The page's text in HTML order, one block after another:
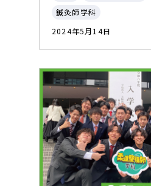
鍼灸師学科
2024年5月14日